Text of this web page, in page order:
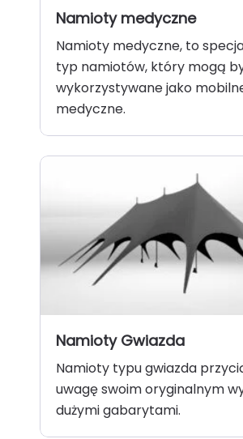
Namioty medyczne
Namioty medyczne, to
typ namiotów, który mogą
wykorzystywane jako
medyczne.
Namioty Gwiazda
Namioty typu gwiazda
uwagę swoim oryginalnym
dużymi gabarytami.